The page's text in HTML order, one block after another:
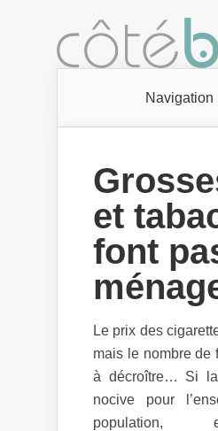
Navigation
et
font
Le prix des
mais le nombre de
à décroître… Si
nocive pour